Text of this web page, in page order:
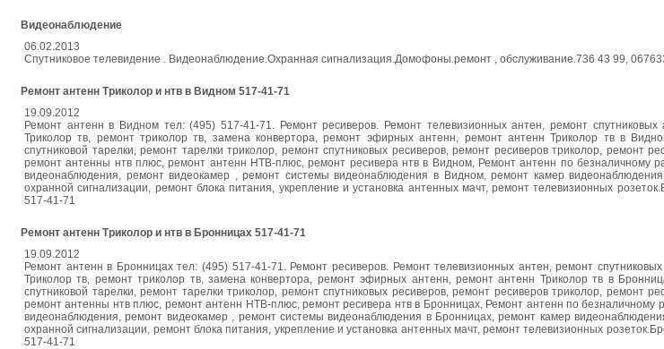
Видеонаблюдение
06.02.2013
Спутниковое телевидение . Видеонаблюдение.Охранная сигнализация.Домофоны.ремонт , обслуживание.736 43 99,
Ремонт антенн Триколор и нтв в Видном 517-41-71
19.09.2012
Ремонт антенн в Видном тел: (495) 517-41-71. Ремонт ресиверов. Ремонт телевизионных антен, ремонт
Триколор тв, ремонт триколор тв, замена конвертора, ремонт эфирных антенн, ремонт антенн Триколор тв в
спутниковой тарелки, ремонт тарелки триколор, ремонт спутниковых ресиверов, ремонт ресиверов триколор, ремонт
ремонт антенны нтв плюс, ремонт антенн НТВ-плюс, ремонт ресивера нтв в Видном, Ремонт антенн по безналичному
видеонаблюдения, ремонт видеокамер , ремонт системы видеонаблюдения в Видном, ремонт камер
охранной сигнализации, ремонт блока питания, укрепление и установка антенных мачт, ремонт телевизионных
517-41-71
Ремонт антенн Триколор и нтв в Бронницах 517-41-71
19.09.2012
Ремонт антенн в Бронницах тел: (495) 517-41-71. Ремонт ресиверов. Ремонт телевизионных антен, ремонт
Триколор тв, ремонт триколор тв, замена конвертора, ремонт эфирных антенн, ремонт антенн Триколор тв в
спутниковой тарелки, ремонт тарелки триколор, ремонт спутниковых ресиверов, ремонт ресиверов триколор, ремонт
ремонт антенны нтв плюс, ремонт антенн НТВ-плюс, ремонт ресивера нтв в Бронницах, Ремонт антенн по безналичному
видеонаблюдения, ремонт видеокамер , ремонт системы видеонаблюдения в Бронницах, ремонт камер
охранной сигнализации, ремонт блока питания, укрепление и установка антенных мачт, ремонт телевизионных
517-41-71